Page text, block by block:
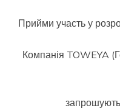
Прийми участь у
Компанія TOWEYA
запрошують